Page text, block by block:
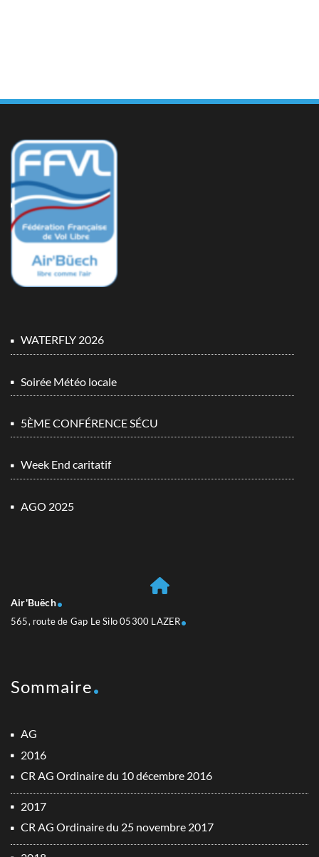
WATERFLY 2026
Soirée Météo locale
5ÈME CONFÉRENCE SÉCU
Week End caritatif
AGO 2025
Air'Buëch
565, route de Gap Le Silo 05300 LAZER
Sommaire
AG
2016
CR AG Ordinaire du 10 décembre 2016
2017
CR AG Ordinaire du 25 novembre 2017